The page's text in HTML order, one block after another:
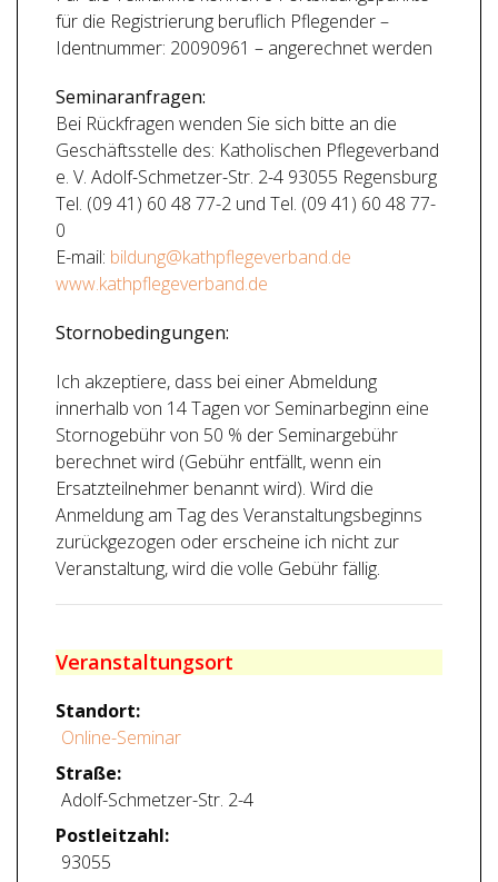
für die Registrierung beruflich Pflegender –
Identnummer: 20090961 – angerechnet werden
Seminaranfragen:
Bei Rückfragen wenden Sie sich bitte an die
Geschäftsstelle des: Katholischen Pflegeverband
e. V. Adolf-Schmetzer-Str. 2-4 93055 Regensburg
Tel. (09 41) 60 48 77-2 und Tel. (09 41) 60 48 77-
0
E-mail: bildung@kathpflegeverband.de
www.kathpflegeverband.de
Stornobedingungen:
Ich akzeptiere, dass bei einer Abmeldung
innerhalb von 14 Tagen vor Seminarbeginn eine
Stornogebühr von 50 % der Seminargebühr
berechnet wird (Gebühr entfällt, wenn ein
Ersatzteilnehmer benannt wird). Wird die
Anmeldung am Tag des Veranstaltungsbeginns
zurückgezogen oder erscheine ich nicht zur
Veranstaltung, wird die volle Gebühr fällig.
Veranstaltungsort
Standort:
Online-Seminar
Straße:
Adolf-Schmetzer-Str. 2-4
Postleitzahl:
93055